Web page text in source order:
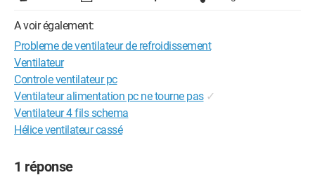
A voir également:
Probleme de ventilateur de refroidissement
Ventilateur
Controle ventilateur pc
Ventilateur alimentation pc ne tourne pas ✓
Ventilateur 4 fils schema
Hélice ventilateur cassé
1 réponse